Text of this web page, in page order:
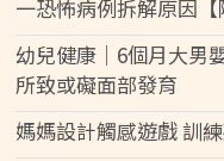
一恐怖病例拆解原因【
幼兒健康｜6個月大男
所致或礙面部發育
媽媽設計觸感遊戲 訓